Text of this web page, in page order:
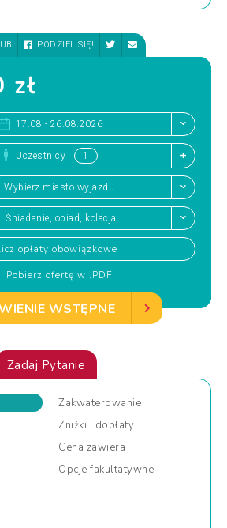
PODZIEL SIĘ!
zł
17.08 - 26.08.2026
Uczestnicy
Wybierz miasto wyjazdu
Śniadanie, obiad, kolacja
opłaty obowiązkowe
Pobierz ofertę w .PDF
WSTĘPNE
Zadaj Pytanie
Zakwaterowanie
Zniżki i dopłaty
Cena zawiera
Opcje fakultatywne